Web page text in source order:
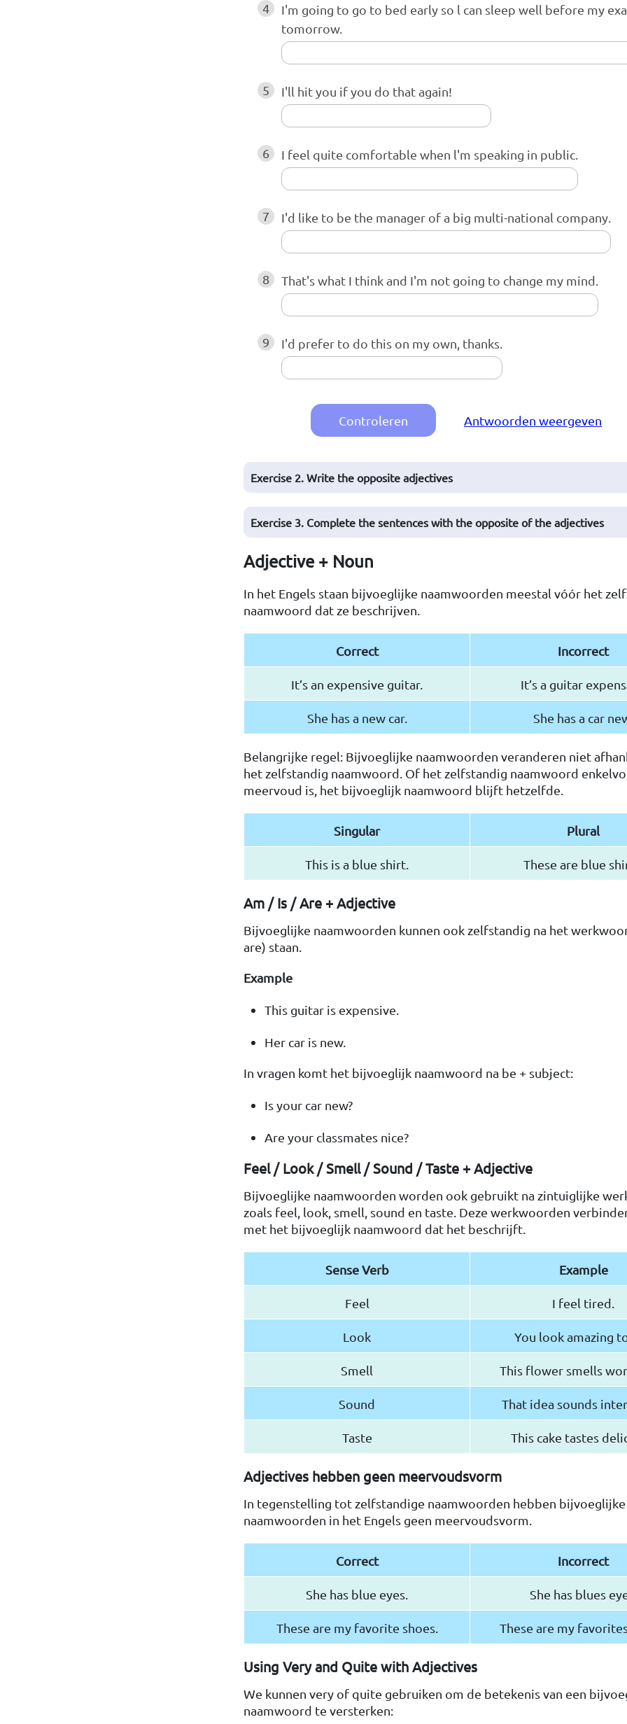
4
I'm going to go to bed early so l can sleep well before my
tomorrow.
5 I'll hit you if you do that again!
6 I feel quite comfortable when l'm speaking in public.
7 I'd like to be the manager of a big multi-national company.
8 That's what I think and I'm not going to change my mind.
9 I'd prefer to do this on my own, thanks.
Controleren Antwoorden weergeven
Exercise 2. Write the opposite adjectives
Exercise 3. Complete the sentences with the opposite of the adjectives
Adjective + Noun
In het Engels staan bijvoeglijke naamwoorden meestal vóór het
naamwoord dat ze beschrijven.
Correct Incorrect
It’s an expensive guitar. It’s a guitar
She has a new car. She has a car
Belangrijke regel: Bijvoeglijke naamwoorden veranderen niet
het zelfstandig naamwoord. Of het zelfstandig naamwoord
meervoud is, het bijvoeglijk naamwoord blijft hetzelfde.
Singular Plural
This is a blue shirt. These are blue
Am / Is / Are + Adjective
Bijvoeglijke naamwoorden kunnen ook zelfstandig na het
are) staan.
Example
This guitar is expensive.
Her car is new.
In vragen komt het bijvoeglijk naamwoord na be + subject:
Is your car new?
Are your classmates nice?
Feel / Look / Smell / Sound / Taste + Adjective
Bijvoeglijke naamwoorden worden ook gebruikt na zintuiglijke
zoals feel, look, smell, sound en taste. Deze werkwoorden
met het bijvoeglijk naamwoord dat het beschrijft.
Sense Verb Example
Feel I feel tired.
Look You look amazing
Smell This flower smells
Sound That idea sounds
Taste This cake tastes
Adjectives hebben geen meervoudsvorm
In tegenstelling tot zelfstandige naamwoorden hebben bijvoeglijke
naamwoorden in het Engels geen meervoudsvorm.
Correct Incorrect
She has blue eyes. She has blues
These are my favorite shoes. These are my
Using Very and Quite with Adjectives
We kunnen very of quite gebruiken om de betekenis van een
naamwoord te versterken: